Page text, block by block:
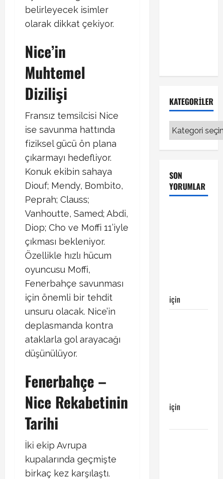
belirleyecek isimler
olarak dikkat çekiyor.
Nice’in
Muhtemel
Dizilişi
Fransız temsilcisi Nice
ise savunma hattında
fiziksel gücü ön plana
çıkarmayı hedefliyor.
Konuk ekibin sahaya
Diouf; Mendy, Bombito,
Peprah; Clauss;
Vanhoutte, Samed; Abdi,
Diop; Cho ve Moffi 11’iyle
çıkması bekleniyor.
Özellikle hızlı hücum
oyuncusu Moffi,
Fenerbahçe savunması
için önemli bir tehdit
unsuru olacak. Nice’in
deplasmanda kontra
ataklarla gol arayacağı
düşünülüyor.
Fenerbahçe –
Nice Rekabetinin
Tarihi
İki ekip Avrupa
kupalarında geçmişte
birkaç kez karşılaştı.
KATEGORILER
Kategoriler
SON
YORUMLAR
için
için